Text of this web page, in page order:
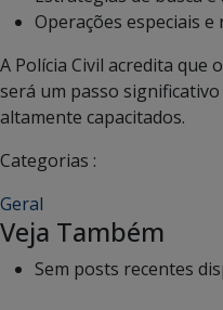
Operações especiais e
A Polícia Civil acredita que
será um passo
altamente capacitados.
Categorias :
Geral
Veja Também
Sem posts recentes